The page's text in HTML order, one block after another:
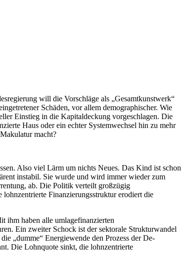
will die Vorschläge als „Gesamtkunstwerk“
Schäden, vor allem demographischer. Wie
Einstieg in die Kapitaldeckung vorgeschlagen. Die
Haus oder ein echter Systemwechsel hin zu mehr
macht?
Also viel Lärm um nichts Neues. Das Kind ist schon
instabil. Sie wurde und wird immer wieder zum
ab. Die Politik verteilt großzügig
Finanzierungsstruktur erodiert die
ihm haben alle umlagefinanzierten
Ein zweiter Schock ist der sektorale Strukturwandel
„dumme“ Energiewende den Prozess der De-
Die Lohnquote sinkt, die lohnzentrierte